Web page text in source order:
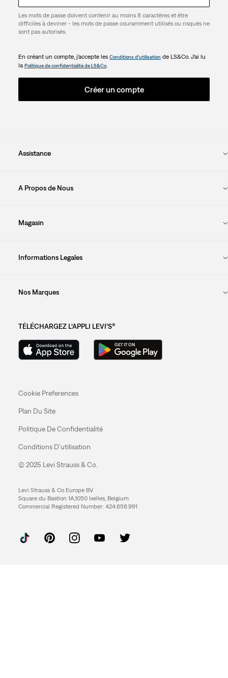
Les mots de passe doivent contenir au moins 8 caractères et être
difficiles à deviner - les mots de passe couramment utilisés ou risqués ne
sont pas autorisés.
En créant un compte, j’accepte les Conditions d’utilisation de LS&Co. J’ai lu
la Politique de confidentialité de LS&Co.
Créer un compte
Assistance
A Propos de Nous
Magasin
Informations Legales
Nos Marques
TÉLÉCHARGEZ L’APPLI LEVI’S®
Cookie Preferences
Plan Du Site
Politique De Confidentialité
Conditions D’utilisation
© 2025 Levi Strauss & Co.
Levi Strauss & Co Europe BV.
Square du Bastion 1A,1050 Ixelles, Belgium
Commercial Registered Number: 424.656.991